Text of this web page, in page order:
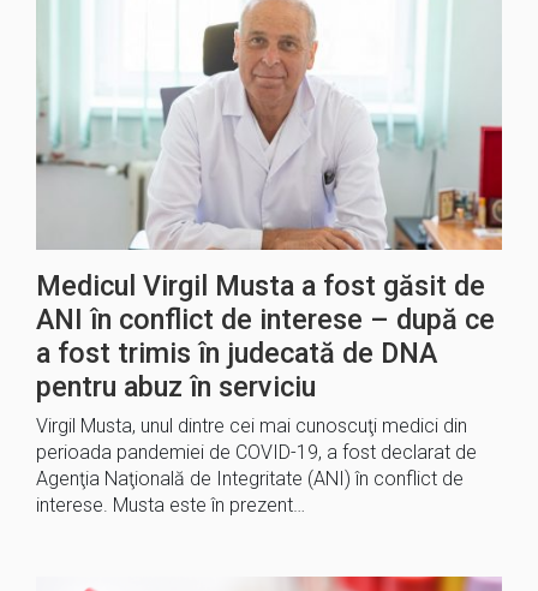
Medicul Virgil Musta a fost găsit de
ANI în conflict de interese – după ce
a fost trimis în judecată de DNA
pentru abuz în serviciu
Virgil Musta, unul dintre cei mai cunoscuţi medici din
perioada pandemiei de COVID-19, a fost declarat de
Agenţia Naţională de Integritate (ANI) în conflict de
interese. Musta este în prezent…